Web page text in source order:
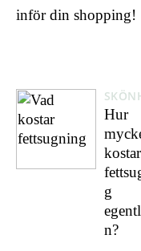
inför din shopping!
Hur
kostar
g
n?